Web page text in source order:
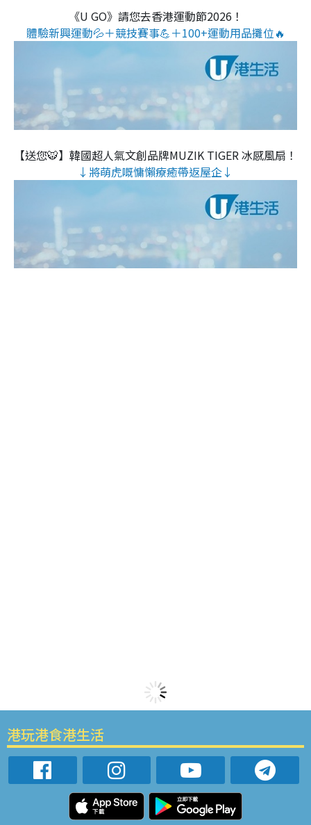
《U GO》請您去香港運動節2026！
體驗新興運動💦＋競技賽事💪＋100+運動用品攤位🔥
【送您🐯】韓國超人氣文創品牌MUZIK TIGER 冰感風扇！
↓將萌虎嘅慵懶療癒帶返屋企↓
港玩港食港生活